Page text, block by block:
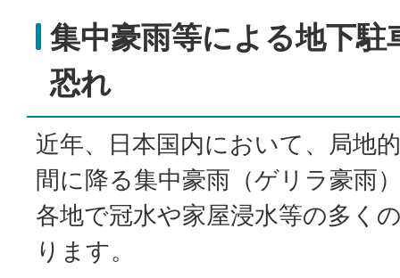
集中豪雨等による地下駐
恐れ
近年、日本国内において、局地
間に降る集中豪雨（ゲリラ豪雨
各地で冠水や家屋浸水等の多く
ります。